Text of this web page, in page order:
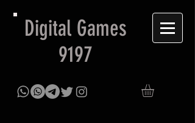
Digital Games
9197